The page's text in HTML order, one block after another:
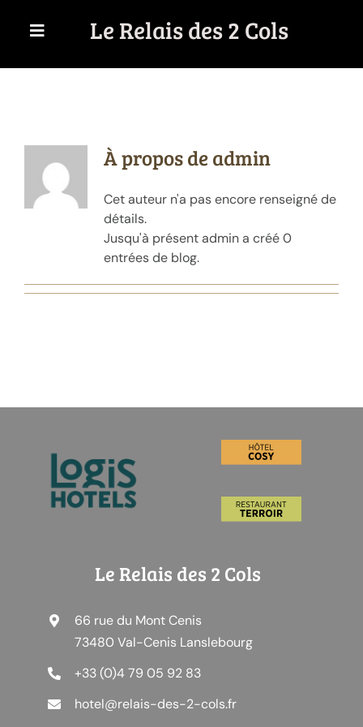
Le Relais des 2 Cols
À propos deadmin
Cet auteur n'a pas encore renseigné de
détails.
Jusqu'à présent admin a créé 0
entrées de blog.
Le Relais des 2 Cols
66 rue du Mont Cenis
73480 Val-Cenis Lanslebourg
+33 (0)4 79 05 92 83
hotel@relais-des-2-cols.fr